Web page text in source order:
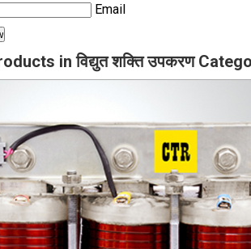
Email
in विद्युत शक्ति उपकरण